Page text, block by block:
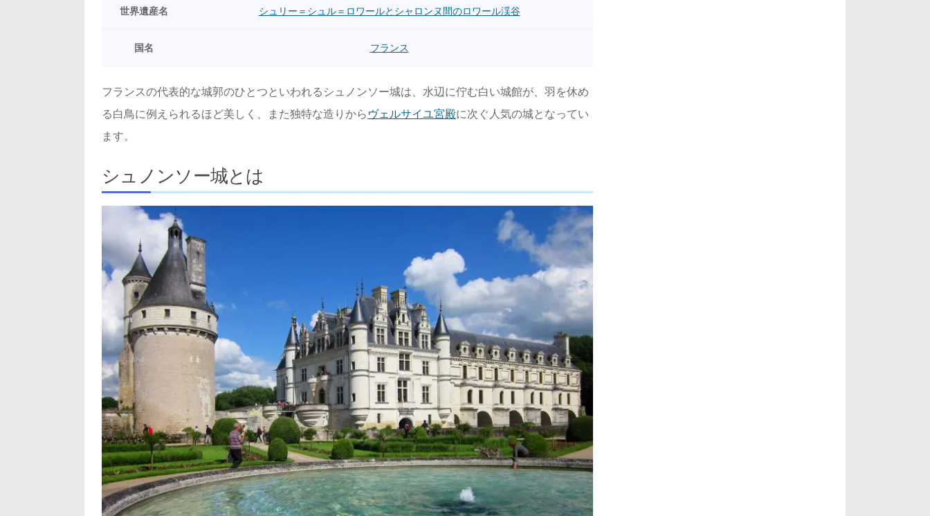
世界遺産名 シュリー＝シュル＝ロワールとシャロンヌ間のロワール渓谷
国名 フランス
フランスの代表的な城郭のひとつといわれるシュノンソー城は、水辺に佇む白い城館が、羽を休め
る白鳥に例えられるほど美しく、また独特な造りから ヴェルサイユ宮殿に次ぐ人気の城となってい
ます。
シュノンソー城とは